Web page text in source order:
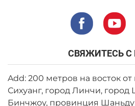
СВЯЖИТЕСЬ
Add: 200 метров на восток
Сихуанг, город Линчи, город
Бинчжоу, провинция